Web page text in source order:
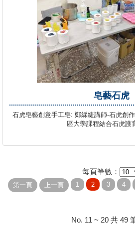
皂藝石虎
石虎皂藝創意手工皂: 鄭綵緁講師-石虎創
區大學課程結合石虎護
每頁筆數：
No. 11 ~ 20 共 49